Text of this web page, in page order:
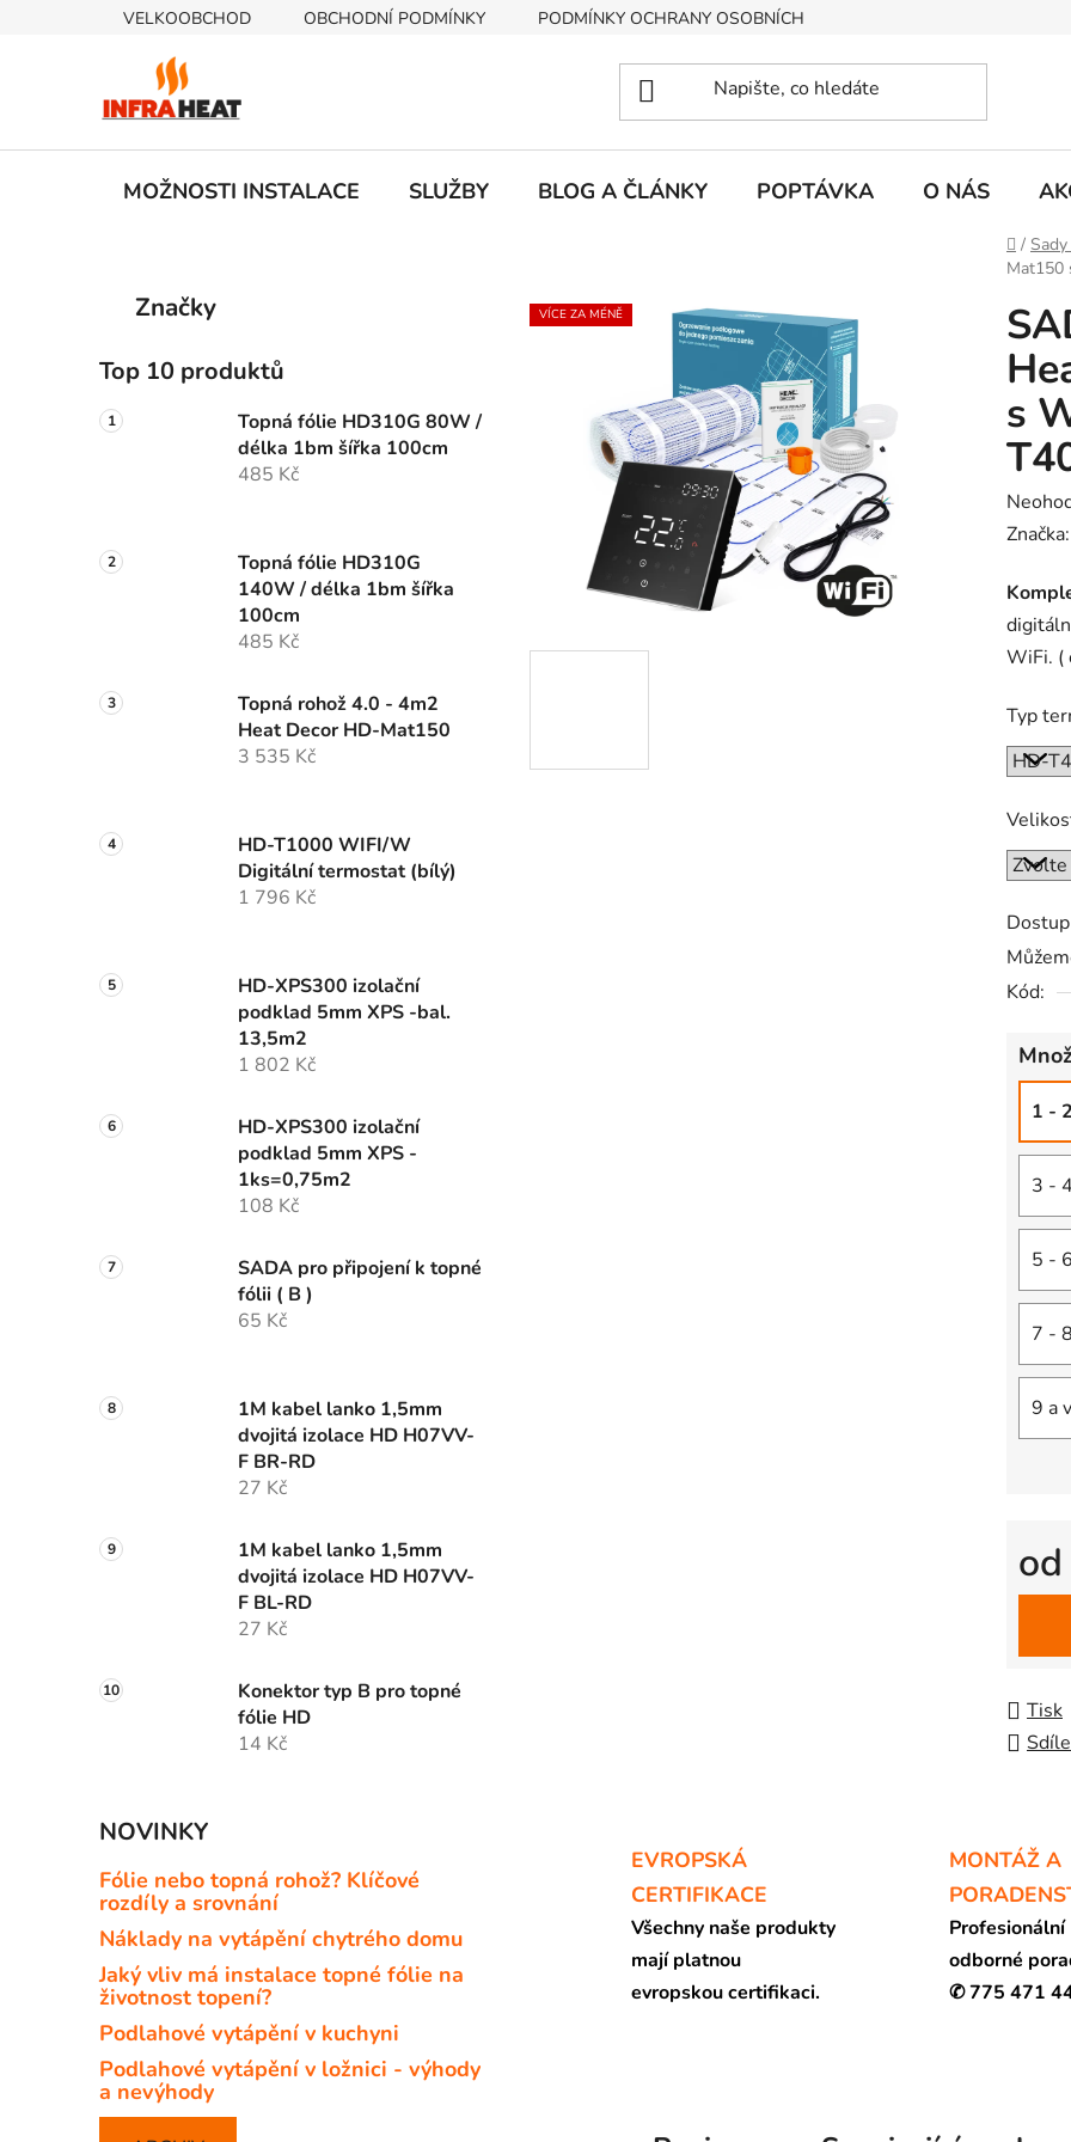
VELKOOBCHOD OBCHODNÍ PODMÍNKY PODMÍNKY OCHRANY OSOBNÍCH ÚDAJŮ
MOŽNOSTI INSTALACE SLUŽBY BLOG A ČLÁNKY POPTÁVKA O NÁS
Domů
/
Mat150
s
t
r
í
p
l
Přeskočit
kategorie
e
o
Značky
Top 10 produktů
Topná fólie HD310G 80W /
délka 1bm šířka 100cm
485 Kč
Topná fólie HD310G
140W / délka 1bm šířka
100cm
485 Kč
Topná rohož 4.0 - 4m2
Heat Decor HD-Mat150
3 535 Kč
HD-T1000 WIFI/W
Digitální termostat (bílý)
1 796 Kč
HD-XPS300 izolační
podklad 5mm XPS -bal.
13,5m2
1 802 Kč
HD-XPS300 izolační
podklad 5mm XPS -
1ks=0,75m2
108 Kč
SADA pro připojení k topné
fólii ( B )
65 Kč
1M kabel lanko 1,5mm
dvojitá izolace HD H07VV-
F BR-RD
27 Kč
1M kabel lanko 1,5mm
dvojitá izolace HD H07VV-
F BL-RD
27 Kč
Konektor typ B pro topné
fólie HD
14 Kč
NOVINKY
Fólie nebo topná rohož? Klíčové
rozdíly a srovnání
Náklady na vytápění chytrého domu
Jaký vliv má instalace topné fólie na
životnost topení?
Podlahové vytápění v kuchyni
Podlahové vytápění v ložnici - výhody
a nevýhody
s
je
0,0
z
WiFi. (
Typ
Kód:
1 -
3 -
5 -
7 -
9 a
od
Tisk
VÍCE ZA MÉNĚ
EVROPSKÁ
CERTIFIKACE
Všechny naše produkty
mají platnou
evropskou certifikaci.
MONTÁŽ A
Profesionální
odborné
✆ 775 471